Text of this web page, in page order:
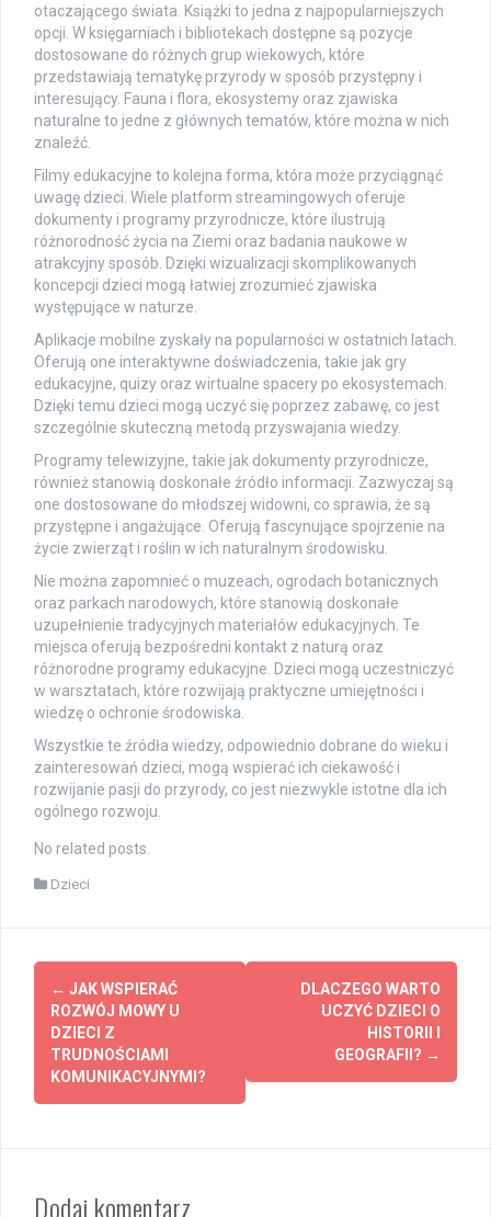
otaczającego świata. Książki to jedna z najpopularniejszych
opcji. W księgarniach i bibliotekach dostępne są pozycje
dostosowane do różnych grup wiekowych, które
przedstawiają tematykę przyrody w sposób przystępny i
interesujący. Fauna i flora, ekosystemy oraz zjawiska
naturalne to jedne z głównych tematów, które można w nich
znaleźć.
Filmy edukacyjne to kolejna forma, która może przyciągnąć
uwagę dzieci. Wiele platform streamingowych oferuje
dokumenty i programy przyrodnicze, które ilustrują
różnorodność życia na Ziemi oraz badania naukowe w
atrakcyjny sposób. Dzięki wizualizacji skomplikowanych
koncepcji dzieci mogą łatwiej zrozumieć zjawiska
występujące w naturze.
Aplikacje mobilne zyskały na popularności w ostatnich latach.
Oferują one interaktywne doświadczenia, takie jak gry
edukacyjne, quizy oraz wirtualne spacery po ekosystemach.
Dzięki temu dzieci mogą uczyć się poprzez zabawę, co jest
szczególnie skuteczną metodą przyswajania wiedzy.
Programy telewizyjne, takie jak dokumenty przyrodnicze,
również stanowią doskonałe źródło informacji. Zazwyczaj są
one dostosowane do młodszej widowni, co sprawia, że są
przystępne i angażujące. Oferują fascynujące spojrzenie na
życie zwierząt i roślin w ich naturalnym środowisku.
Nie można zapomnieć o muzeach, ogrodach botanicznych
oraz parkach narodowych, które stanowią doskonałe
uzupełnienie tradycyjnych materiałów edukacyjnych. Te
miejsca oferują bezpośredni kontakt z naturą oraz
różnorodne programy edukacyjne. Dzieci mogą uczestniczyć
w warsztatach, które rozwijają praktyczne umiejętności i
wiedzę o ochronie środowiska.
Wszystkie te źródła wiedzy, odpowiednio dobrane do wieku i
zainteresowań dzieci, mogą wspierać ich ciekawość i
rozwijanie pasji do przyrody, co jest niezwykle istotne dla ich
ogólnego rozwoju.
No related posts.
Dzieci
Post
navigation
← JAK WSPIERAĆ
ROZWÓJ MOWY U
DZIECI Z
TRUDNOŚCIAMI
KOMUNIKACYJNYMI?
DLACZEGO WARTO
UCZYĆ DZIECI O
HISTORII I
GEOGRAFII? →
Dodaj komentarz